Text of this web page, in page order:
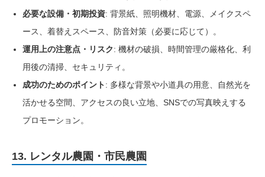
必要な設備・初期投資: 背景紙、照明機材、電源、メイクスペ
ース、着替えスペース、防音対策（必要に応じて）。
運用上の注意点・リスク: 機材の破損、時間管理の厳格化、利
用後の清掃、セキュリティ。
成功のためのポイント: 多様な背景や小道具の用意、自然光を
活かせる空間、アクセスの良い立地、SNSでの写真映えする
プロモーション。
13. レンタル農園・市民農園